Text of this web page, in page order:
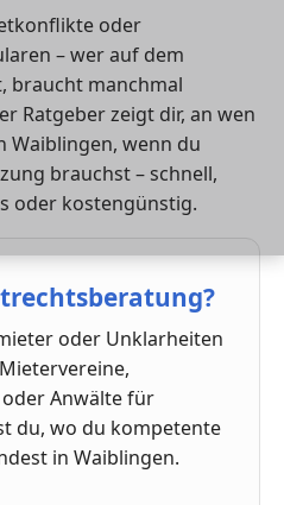
oder
– wer auf dem
braucht manchmal
Ratgeber zeigt dir, an wen
Waiblingen, wenn du
brauchst – schnell,
oder kostengünstig.
oder Unklarheiten
Anwälte für
du, wo du kompetente
in Waiblingen.